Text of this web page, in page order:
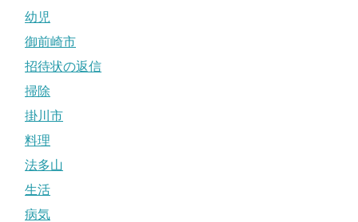
幼児
御前崎市
招待状の返信
掃除
掛川市
料理
法多山
生活
病気